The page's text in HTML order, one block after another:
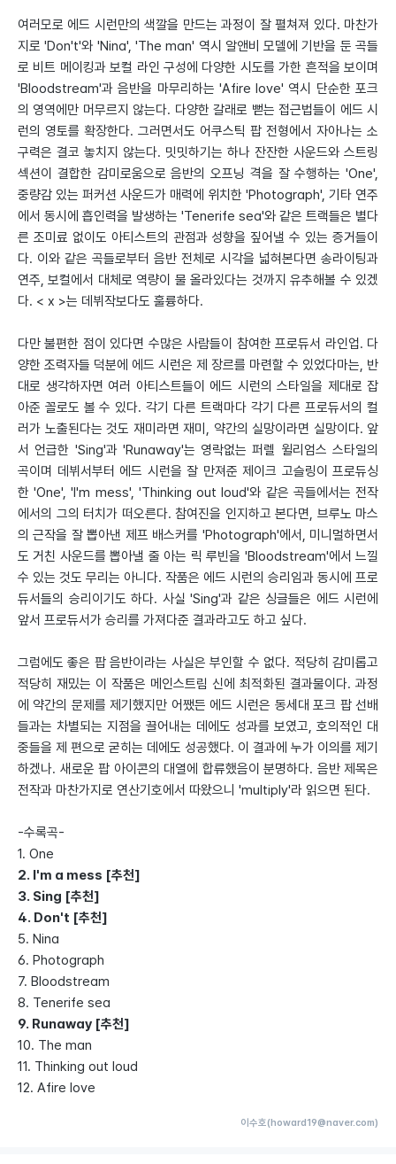
여러모로 에드 시런만의 색깔을 만드는 과정이 잘 펼쳐져 있다. 마찬가
지로 'Don't'와 'Nina', 'The man' 역시 알앤비 모델에 기반을 둔 곡들
로 비트 메이킹과 보컬 라인 구성에 다양한 시도를 가한 흔적을 보이며
'Bloodstream'과 음반을 마무리하는 'Afire love' 역시 단순한 포크
의 영역에만 머무르지 않는다. 다양한 갈래로 뻗는 접근법들이 에드 시
런의 영토를 확장한다. 그러면서도 어쿠스틱 팝 전형에서 자아나는 소
구력은 결코 놓치지 않는다. 밋밋하기는 하나 잔잔한 사운드와 스트링
섹션이 결합한 감미로움으로 음반의 오프닝 격을 잘 수행하는 'One',
중량감 있는 퍼커션 사운드가 매력에 위치한 'Photograph', 기타 연주
에서 동시에 흡인력을 발생하는 'Tenerife sea'와 같은 트랙들은 별다
른 조미료 없이도 아티스트의 관점과 성향을 짚어낼 수 있는 증거들이
다. 이와 같은 곡들로부터 음반 전체로 시각을 넓혀본다면 송라이팅과
연주, 보컬에서 대체로 역량이 물 올라있다는 것까지 유추해볼 수 있겠
다. < x >는 데뷔작보다도 훌륭하다.
다만 불편한 점이 있다면 수많은 사람들이 참여한 프로듀서 라인업. 다
양한 조력자들 덕분에 에드 시런은 제 장르를 마련할 수 있었다마는, 반
대로 생각하자면 여러 아티스트들이 에드 시런의 스타일을 제대로 잡
아준 꼴로도 볼 수 있다. 각기 다른 트랙마다 각기 다른 프로듀서의 컬
러가 노출된다는 것도 재미라면 재미, 약간의 실망이라면 실망이다. 앞
서 언급한 'Sing'과 'Runaway'는 영락없는 퍼렐 윌리엄스 스타일의
곡이며 데뷔서부터 에드 시런을 잘 만져준 제이크 고슬링이 프로듀싱
한 'One', 'I'm mess', 'Thinking out loud'와 같은 곡들에서는 전작
에서의 그의 터치가 떠오른다. 참여진을 인지하고 본다면, 브루노 마스
의 근작을 잘 뽑아낸 제프 배스커를 'Photograph'에서, 미니멀하면서
도 거친 사운드를 뽑아낼 줄 아는 릭 루빈을 'Bloodstream'에서 느낄
수 있는 것도 무리는 아니다. 작품은 에드 시런의 승리임과 동시에 프로
듀서들의 승리이기도 하다. 사실 'Sing'과 같은 싱글들은 에드 시런에
앞서 프로듀서가 승리를 가져다준 결과라고도 하고 싶다.
그럼에도 좋은 팝 음반이라는 사실은 부인할 수 없다. 적당히 감미롭고
적당히 재밌는 이 작품은 메인스트림 신에 최적화된 결과물이다. 과정
에 약간의 문제를 제기했지만 어쨌든 에드 시런은 동세대 포크 팝 선배
들과는 차별되는 지점을 끌어내는 데에도 성과를 보였고, 호의적인 대
중들을 제 편으로 굳히는 데에도 성공했다. 이 결과에 누가 이의를 제기
하겠나. 새로운 팝 아이콘의 대열에 합류했음이 분명하다. 음반 제목은
전작과 마찬가지로 연산기호에서 따왔으니 'multiply'라 읽으면 된다.
-수록곡-
1. One
2. I'm a mess [추천]
3. Sing [추천]
4. Don't [추천]
5. Nina
6. Photograph
7. Bloodstream
8. Tenerife sea
9. Runaway [추천]
10. The man
11. Thinking out loud
12. Afire love
이수호(howard19@naver.com)